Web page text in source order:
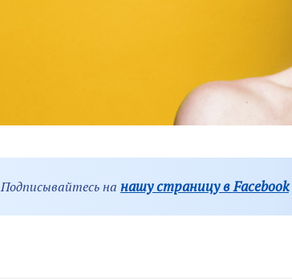
Подписывайтесь на нашу страницу в Facebook